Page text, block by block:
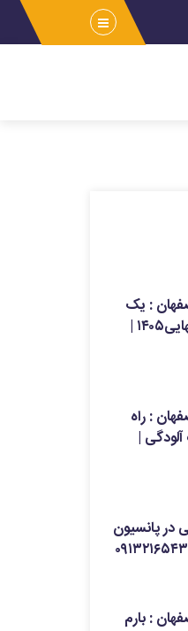
: یک
هفته پایانی امتحانات نهایی۱۴۰۵ |
: راه
|
در پانسیون
: بارم